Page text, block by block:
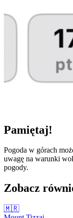
Pamiętaj!
Pogoda w górach
uwagę na warunki
pogody.
Zobacz
🇲🇷